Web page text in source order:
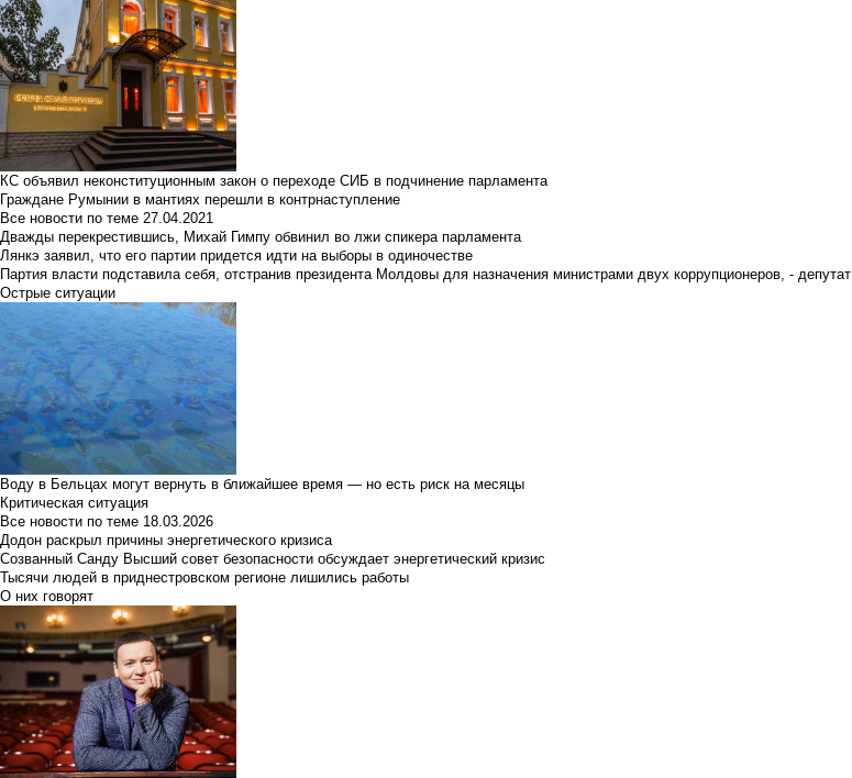
КС объявил неконституционным закон о переходе СИБ в подчинение парламента
Граждане Румынии в мантиях перешли в контрнаступление
Все новости по теме 27.04.2021
Дважды перекрестившись, Михай Гимпу обвинил во лжи спикера парламента
Лянкэ заявил, что его партии придется идти на выборы в одиночестве
Партия власти подставила себя, отстранив президента Молдовы для назначения министрами двух коррупционеров, - депутат
Острые ситуации
Воду в Бельцах могут вернуть в ближайшее время — но есть риск на месяцы
Критическая ситуация
Все новости по теме 18.03.2026
Додон раскрыл причины энергетического кризиса
Созванный Санду Высший совет безопасности обсуждает энергетический кризис
Тысячи людей в приднестровском регионе лишились работы
О них говорят